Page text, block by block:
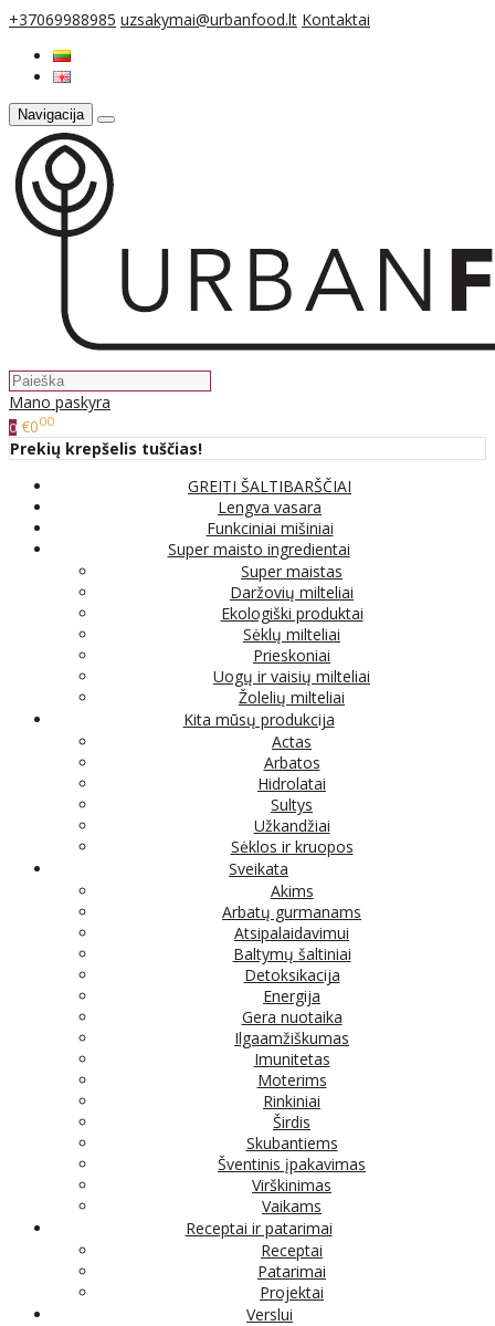
+37069988985 uzsakymai@urbanfood.lt Kontaktai
Navigacija
Mano paskyra
0 €000
Prekių krepšelis tuščias!
GREITI ŠALTIBARŠČIAI
Lengva vasara
Funkciniai mišiniai
Super maisto ingredientai
Super maistas
Daržovių milteliai
Ekologiški produktai
Sėklų milteliai
Prieskoniai
Uogų ir vaisių milteliai
Žolelių milteliai
Kita mūsų produkcija
Actas
Arbatos
Hidrolatai
Sultys
Užkandžiai
Sėklos ir kruopos
Sveikata
Akims
Arbatų gurmanams
Atsipalaidavimui
Baltymų šaltiniai
Detoksikacija
Energija
Gera nuotaika
Ilgaamžiškumas
Imunitetas
Moterims
Rinkiniai
Širdis
Skubantiems
Šventinis įpakavimas
Virškinimas
Vaikams
Receptai ir patarimai
Receptai
Patarimai
Projektai
Verslui